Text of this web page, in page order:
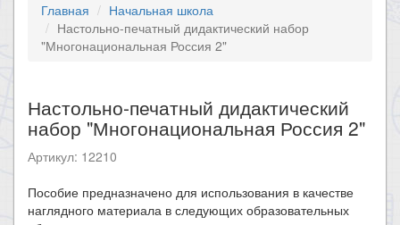
Главная
Начальная школа
Настольно-печатный дидактический набор
"Многонациональная Россия 2"
Настольно-печатный дидактический
набор "Многонациональная Россия 2"
Артикул: 12210
​Пособие предназначено для использования в качестве
наглядного материала в следующих образовательных